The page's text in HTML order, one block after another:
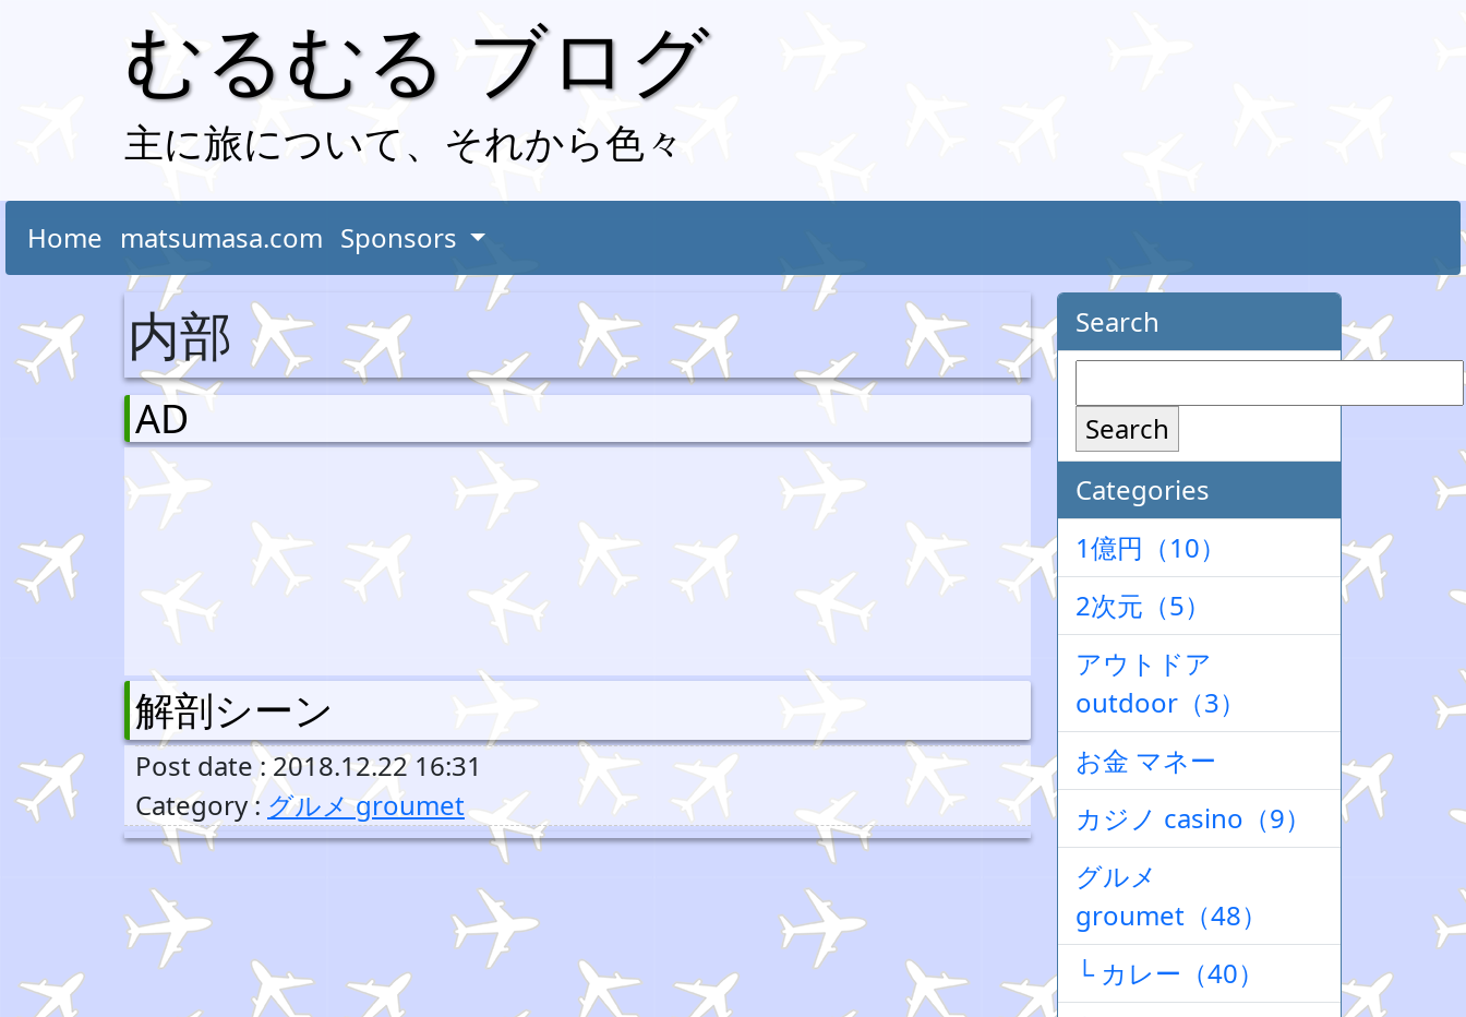
むるむる ブログ
主に旅について、それから色々
Home matsumasa.com Sponsors
内部
AD
解剖シーン
Post date : 2018.12.22 16:31
Category : グルメ groumet
Search
Search
Categories
1億円（10）
2次元（5）
アウトドア
outdoor（3）
お金 マネー
カジノ casino（9）
グルメ
groumet（48）
└ カレー（40）